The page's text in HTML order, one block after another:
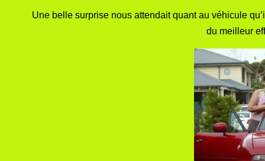
Une belle surprise nous attendait quant au véhicule
du meilleur